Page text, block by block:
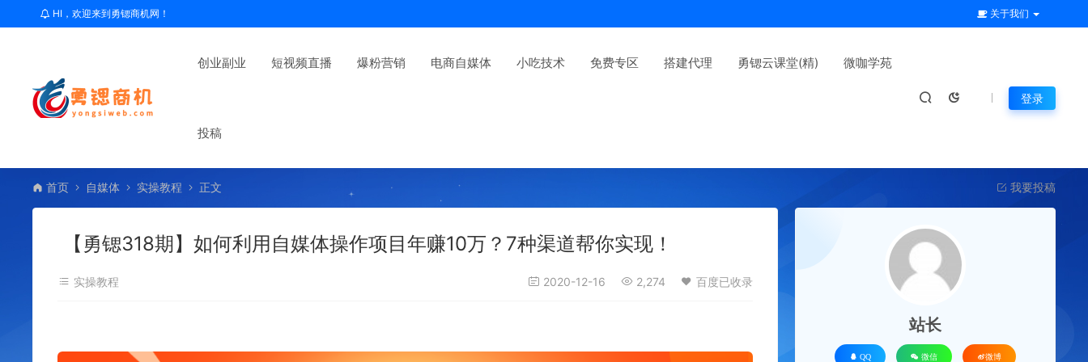
HI，欢迎来到勇锶商机网！ 关于我们
创业副业 短视频直播 爆粉营销 电商自媒体 小吃技术 免费专区 搭建代理 勇锶云课堂(精) 微咖学苑
投稿
登录
首页 自媒体 实操教程 正文 我要投稿
【勇锶318期】如何利用自媒体操作项目年赚10万？7种渠道帮你实现！
实操教程 2020-12-16 2,274 百度已收录
站长
QQ 微信 微博